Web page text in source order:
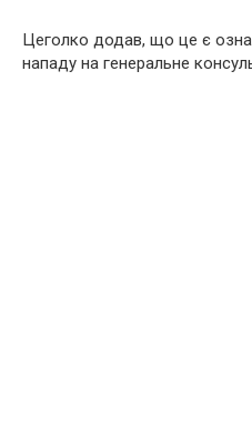
Цеголко додав, що це є
нападу на генеральне